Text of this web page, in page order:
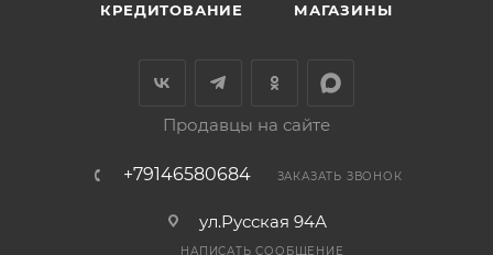
КРЕДИТОВАНИЕ МАГАЗИНЫ
Продавцы на сайте
+79146580684 ЗАКАЗАТЬ ЗВОНОК
ул.Русская 94А
НАПИСАТЬ СООБЩЕНИЕ